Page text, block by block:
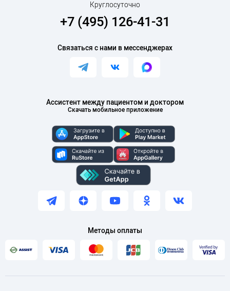
Ассистент между пациентом и доктором
Скачать мобильное приложение
Круглосуточно
+7 (495) 126-41-31
Связаться с нами в мессенджерах
Методы оплаты